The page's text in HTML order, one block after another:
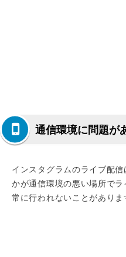
通信環境に問題が
インスタグラムのライブ配
かが通信環境の悪い場所で
常に行われないことがありま